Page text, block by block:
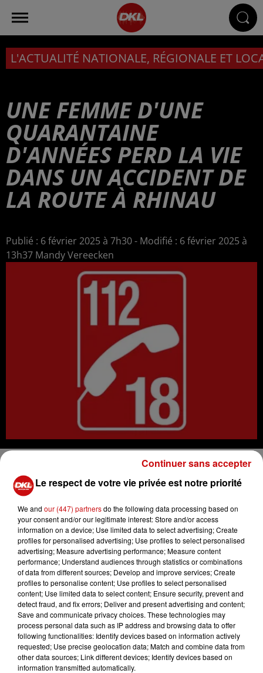
L'ACTUALITÉ NATIONALE, RÉGIONALE ET
UNE FEMME D'UNE
QUARANTAINE
D'ANNÉES PERD LA VIE
DANS UN ACCIDENT DE
LA ROUTE À RHINAU
Publié : 6 février 2025 à 7h30 - Modifié : 6 février 2025 à
13h37 Mandy Vereecken
Une femme d’une quarantaine d’années a perdu la vie
dans un accident de la route impliquant deux véhicules,
ce jeudi 6 février à Rhinau, selon les informations
recueillies auprès des pompiers.
La collision s’est produite vers 7 heures sur la route
départementale 52. À l’arrivée des secours, la victime
avait été éjectée de son véhicule et n’a pas survécu à ses
blessures.
Un homme de 52 ans a été pris en charge par les
sapeurs-pompiers et transporté par le véhicule de
secours et d’assistance aux victimes.
Le respect de votre vie privée est notre priorité
We and our (447) partnersdo the following data processing based on
your consent and/or our legitimate interest: Store and/or access
information on a device; Use limited data to select advertising; Create
profiles for personalised advertising; Use profiles to select personalised
advertising; Measure advertising performance; Measure content
performance; Understand audiences through statistics or combinations
of data from different sources; Develop and improve services; Create
profiles to personalise content; Use profiles to select personalised
content; Use limited data to select content; Ensure security, prevent and
detect fraud, and fix errors; Deliver and present advertising and content;
Save and communicate privacy choices. These technologies may
process personal data such as IP address and browsing data to offer
following functionalities: Identify devices based on information actively
requested; Use precise geolocation data; Match and combine data from
other data sources; Link different devices; Identify devices based on
information transmitted automatically.
Continuer sans accepter